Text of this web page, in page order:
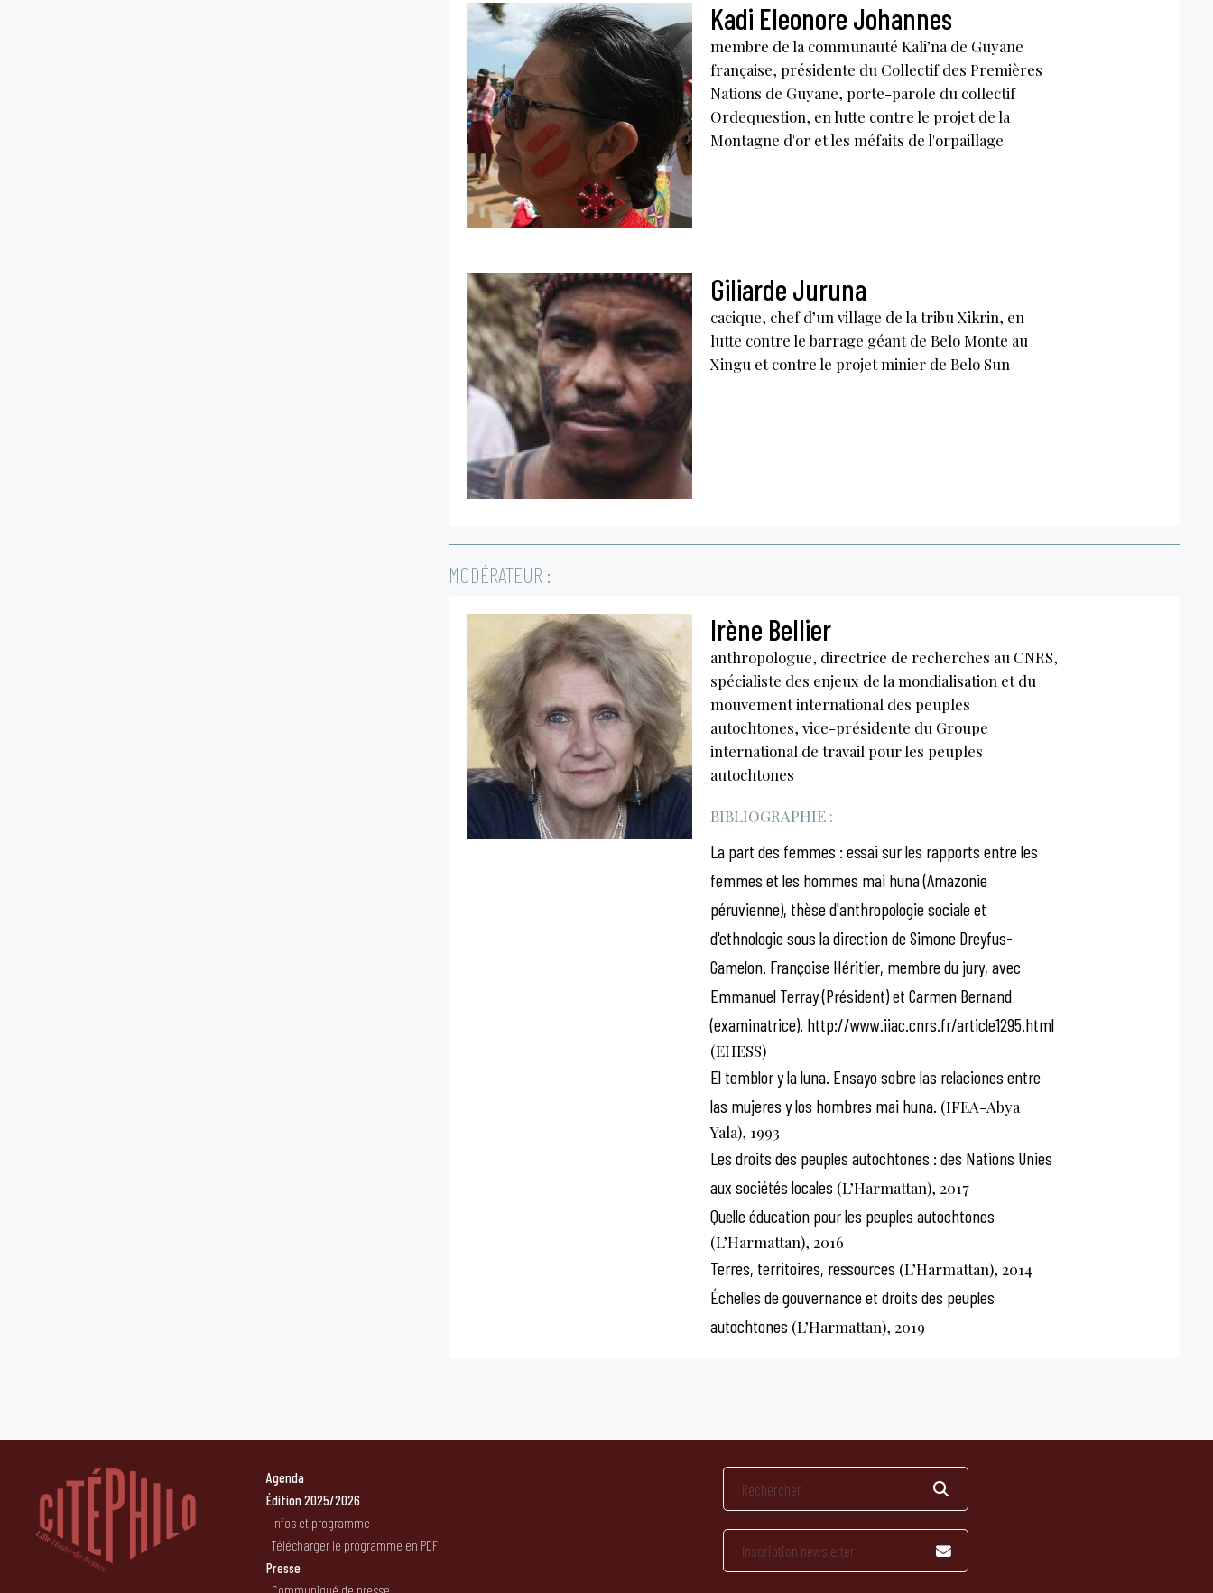
Kadi Eleonore Johannes
membre de la communauté Kali’na de Guyane
française, présidente du Collectif des Premières
Nations de Guyane, porte-parole du collectif
Ordequestion, en lutte contre le projet de la
Montagne d'or et les méfaits de l'orpaillage
Giliarde Juruna
cacique, chef d’un village de la tribu Xikrin, en
lutte contre le barrage géant de Belo Monte au
Xingu et contre le projet minier de Belo Sun
MODÉRATEUR :
Irène Bellier
anthropologue, directrice de recherches au CNRS,
spécialiste des enjeux de la mondialisation et du
mouvement international des peuples
autochtones, vice-présidente du Groupe
international de travail pour les peuples
autochtones
BIBLIOGRAPHIE :
La part des femmes : essai sur les rapports entre les
femmes et les hommes mai huna (Amazonie
péruvienne), thèse d'anthropologie sociale et
d'ethnologie sous la direction de Simone Dreyfus-
Gamelon. Françoise Héritier, membre du jury, avec
Emmanuel Terray (Président) et Carmen Bernand
(examinatrice). http://www.iiac.cnrs.fr/article1295.html
(EHESS)
El temblor y la luna. Ensayo sobre las relaciones entre
las mujeres y los hombres mai huna. (IFEA-Abya
Yala), 1993
Les droits des peuples autochtones : des Nations Unies
aux sociétés locales (L’Harmattan), 2017
Quelle éducation pour les peuples autochtones
(L’Harmattan), 2016
Terres, territoires, ressources (L’Harmattan), 2014
Échelles de gouvernance et droits des peuples
autochtones (L’Harmattan), 2019
Agenda
Édition 2025/2026
Infos et programme
Télécharger le programme en PDF
Presse